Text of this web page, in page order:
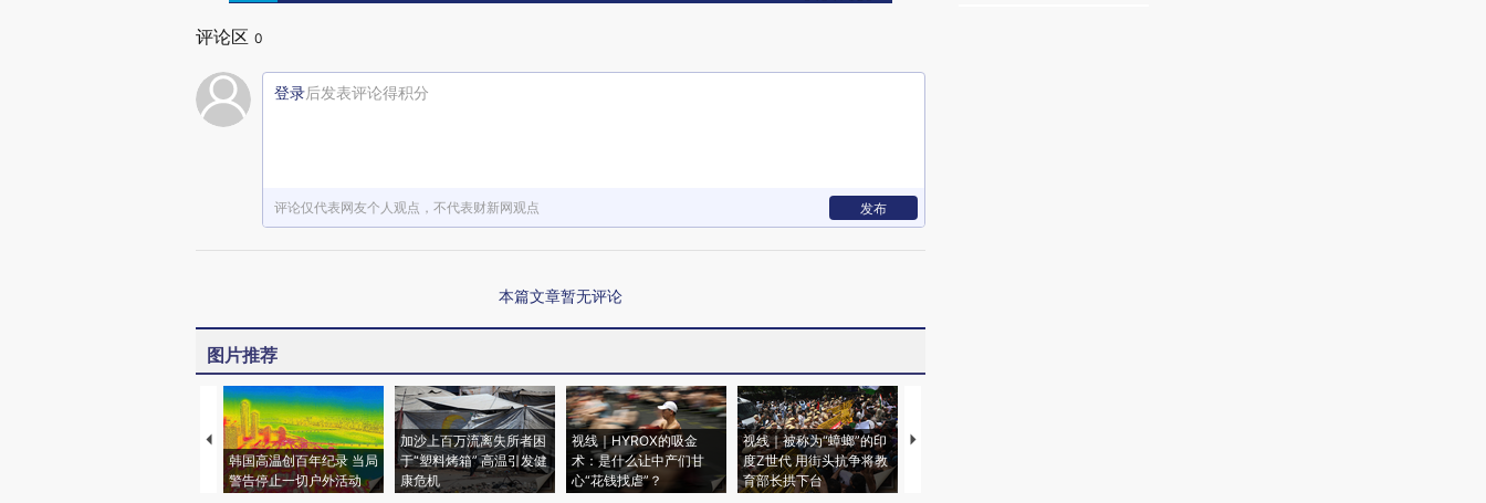
评论区 0
登录后发表评论得积分
评论仅代表网友个人观点，不代表财新网观点 发布
本篇文章暂无评论
图片推荐
韩国高温创百年纪录 当局
警告停止一切户外活动
加沙上百万流离失所者困
于“塑料烤箱” 高温引发健
康危机
视线｜HYROX的吸金
术：是什么让中产们甘
心“花钱找虐”？
视线｜被称为“蟑螂”的印
度Z世代 用街头抗争将教
育部长拱下台
视线｜“入侵”还是“人道危